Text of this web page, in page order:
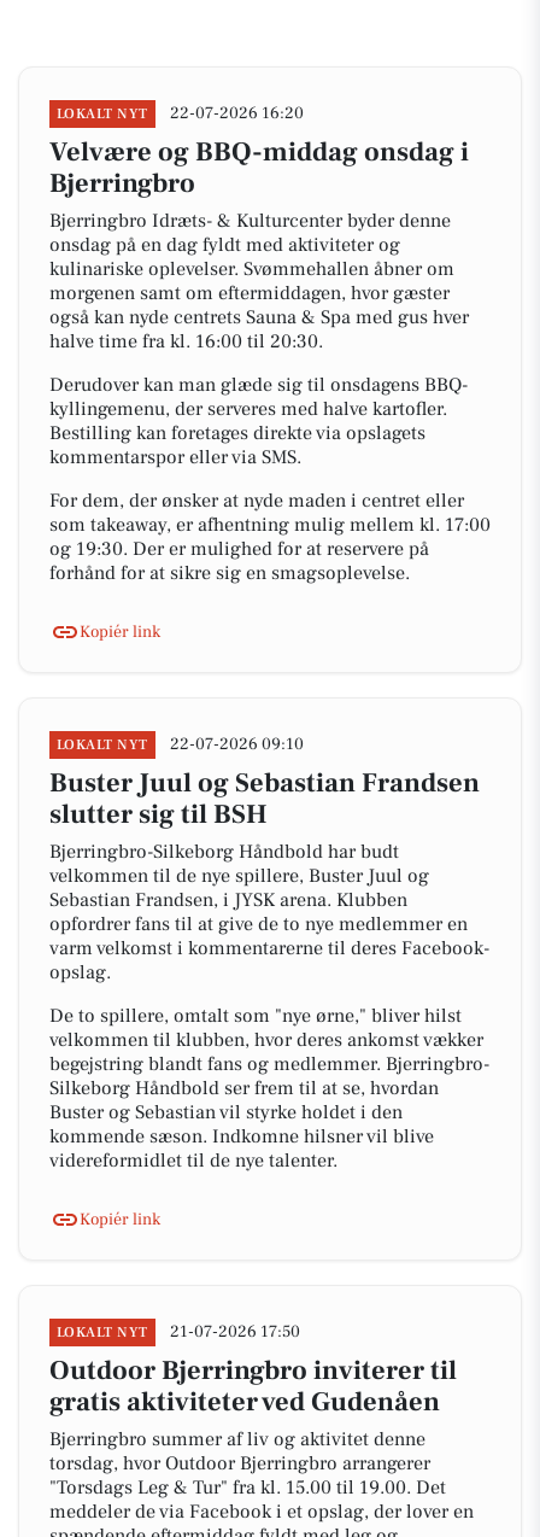
LOKALT NYT 22-07-2026 16:20
Velvære og BBQ-middag onsdag i
Bjerringbro
Bjerringbro Idræts- & Kulturcenter byder denne
onsdag på en dag fyldt med aktiviteter og
kulinariske oplevelser. Svømmehallen åbner om
morgenen samt om eftermiddagen, hvor gæster
også kan nyde centrets Sauna & Spa med gus hver
halve time fra kl. 16:00 til 20:30.
Derudover kan man glæde sig til onsdagens BBQ-
kyllingemenu, der serveres med halve kartofler.
Bestilling kan foretages direkte via opslagets
kommentarspor eller via SMS.
For dem, der ønsker at nyde maden i centret eller
som takeaway, er afhentning mulig mellem kl. 17:00
og 19:30. Der er mulighed for at reservere på
forhånd for at sikre sig en smagsoplevelse.
Kopiér link
LOKALT NYT 22-07-2026 09:10
Buster Juul og Sebastian Frandsen
slutter sig til BSH
Bjerringbro-Silkeborg Håndbold har budt
velkommen til de nye spillere, Buster Juul og
Sebastian Frandsen, i JYSK arena. Klubben
opfordrer fans til at give de to nye medlemmer en
varm velkomst i kommentarerne til deres Facebook-
opslag.
De to spillere, omtalt som "nye ørne," bliver hilst
velkommen til klubben, hvor deres ankomst vækker
begejstring blandt fans og medlemmer. Bjerringbro-
Silkeborg Håndbold ser frem til at se, hvordan
Buster og Sebastian vil styrke holdet i den
kommende sæson. Indkomne hilsner vil blive
videreformidlet til de nye talenter.
Kopiér link
LOKALT NYT 21-07-2026 17:50
Outdoor Bjerringbro inviterer til
gratis aktiviteter ved Gudenåen
Bjerringbro summer af liv og aktivitet denne
torsdag, hvor Outdoor Bjerringbro arrangerer
"Torsdags Leg & Tur" fra kl. 15.00 til 19.00. Det
meddeler de via Facebook i et opslag, der lover en